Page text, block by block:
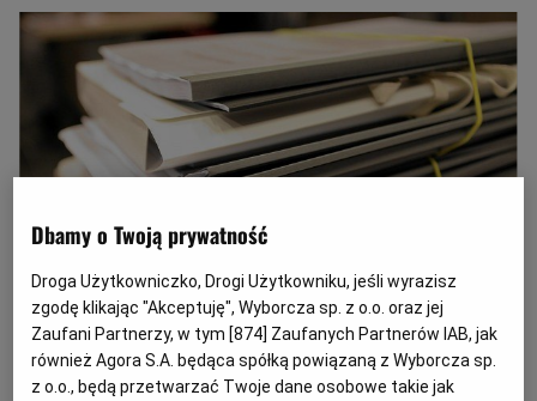
Formularze ofertowe a zmiany w siwz(Agencja Wyborcza.pl)
Dbamy o Twoją prywatność
Droga Użytkowniczko, Drogi Użytkowniku, jeśli wyrazisz
zgodę klikając "Akceptuję", Wyborcza sp. z o.o. oraz jej
Zaufani Partnerzy, w tym [874] Zaufanych Partnerów IAB, jak
również Agora S.A. będąca spółką powiązaną z Wyborcza sp.
z o.o., będą przetwarzać Twoje dane osobowe takie jak